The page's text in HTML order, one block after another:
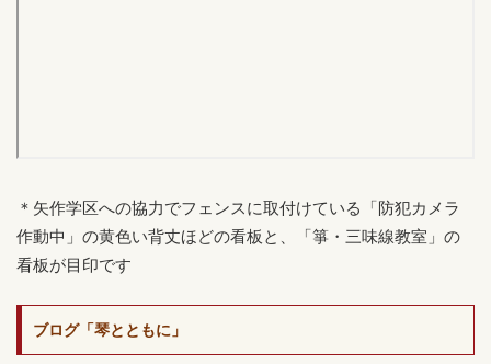
＊矢作学区への協力でフェンスに取付けている「防犯カメラ
作動中」の黄色い背丈ほどの看板と、「箏・三味線教室」の
看板が目印です
ブログ「琴とともに」